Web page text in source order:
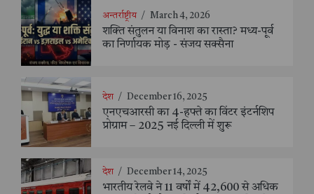
अन्तर्राष्ट्रीय / March 4, 2026
शक्ति संतुलन या विनाश का रास्ता? मध्य-पूर्व
का निर्णायक मोड़ - संजय सक्सैना
देश / December 16, 2025
एनएचआरसी का 4-हफ्ते का विंटर इंटर्नशिप
प्रोग्राम – 2025 नई दिल्ली में शुरू
देश / December 14, 2025
भारतीय रेलवे ने 11 वर्षों में 42,600 से अधिक